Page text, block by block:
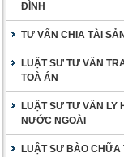
ĐÌNH
TƯ VẤN CHIA TÀI
LUẬT SƯ TƯ VẤN
TOÀ ÁN
LUẬT SƯ TƯ VẤN LY
NƯỚC NGOÀI
LUẬT SƯ BÀO CHỮA